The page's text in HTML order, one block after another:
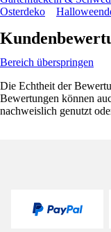
Osterdeko
Bereich überspringen
Die Echtheit der
Bewertungen können
nachweislich genutzt